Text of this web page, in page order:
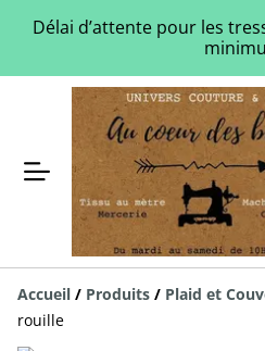
Délai d’attente pour les
Accueil / Produits / Plaid et
rouille